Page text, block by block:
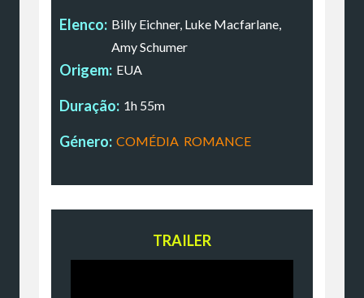
Elenco: Billy Eichner, Luke Macfarlane,
Amy Schumer
Origem: EUA
Duração: 1h 55m
Género: COMÉDIA ROMANCE
TRAILER